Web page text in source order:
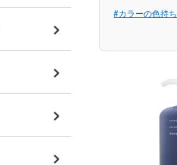
#カラーの色持ち